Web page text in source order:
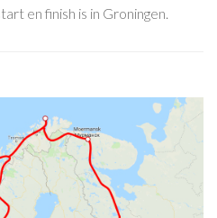
en finish is in Groningen.